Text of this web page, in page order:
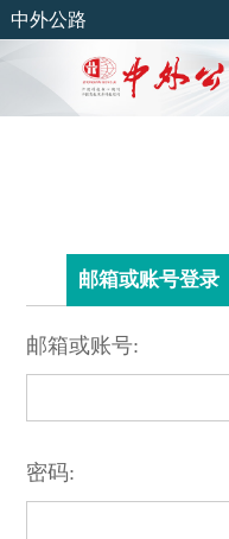
中外公路
邮箱或账号登录
邮箱或账号:
密码: